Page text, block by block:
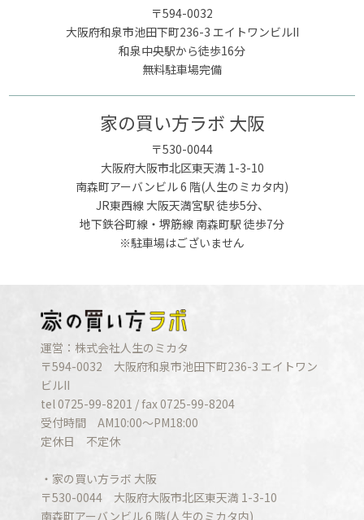
〒594-0032
大阪府和泉市池田下町236-3 エイトワンビルII
和泉中央駅から徒歩16分
無料駐車場完備
家の買い方ラボ 大阪
〒530-0044
大阪府大阪市北区東天満 1-3-10
南森町アーバンビル 6 階(人生のミカタ内)
JR東西線 大阪天満宮駅 徒歩5分、
地下鉄谷町線・堺筋線 南森町駅 徒歩7分
※駐車場はございません
運営：株式会社人生のミカタ
〒594-0032 大阪府和泉市池田下町236-3 エイトワン
ビルII
tel 0725-99-8201 / fax 0725-99-8204
受付時間 AM10:00〜PM18:00
定休日 不定休
・家の買い方ラボ 大阪
〒530-0044 大阪府大阪市北区東天満 1-3-10
南森町アーバンビル 6 階(人生のミカタ内)